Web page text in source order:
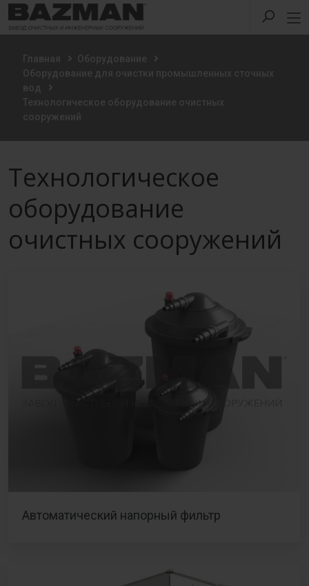
Главная
Оборудование
Оборудование для очистки промышленных сточных
вод
Технологическое оборудование очистных
сооружений
Технологическое
оборудование
очистных сооружений
Автоматический напорный фильтр